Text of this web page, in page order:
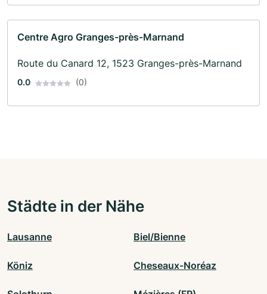
Centre Agro Granges-près-Marnand
Route du Canard 12, 1523 Granges-près-Marnand
0.0 (0)
Städte in der Nähe
Lausanne Biel/Bienne
Köniz Cheseaux-Noréaz